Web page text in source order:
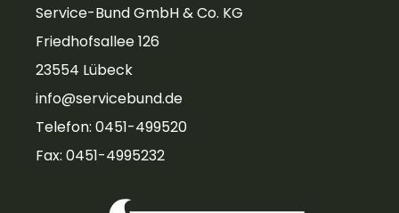
Service-Bund GmbH & Co. KG
Friedhofsallee 126
23554 Lübeck
info@servicebund.de
Telefon: 0451-499520
Fax: 0451-4995232